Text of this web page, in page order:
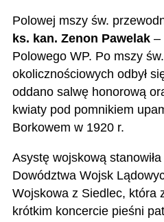
Polowej mszy św.
ks. kan. Zenon Pawelak–
Polowego WP. Po mszy
okolicznościowych odbył
oddano salwę honorową
kwiaty pod pomnikiem
Borkowem w 1920 r.
Asystę wojskową
Dowództwa Wojsk
Wojskowa z Siedlec, która
krótkim koncercie pieśni